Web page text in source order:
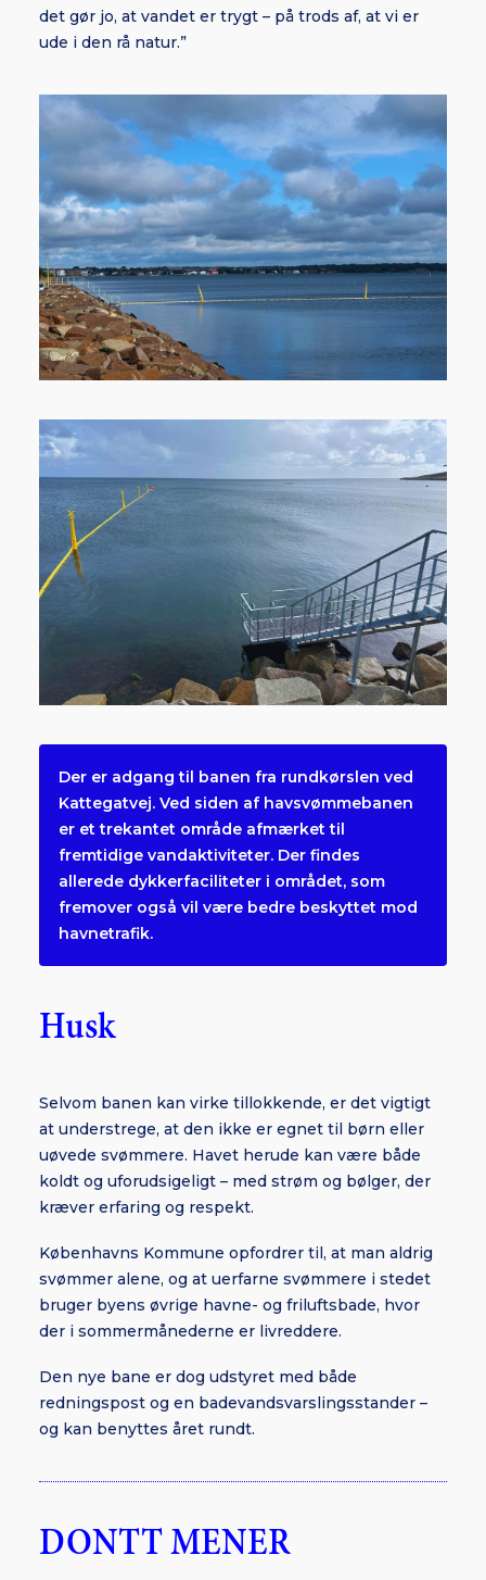
det gør jo, at vandet er trygt – på trods af, at vi er
ude i den rå natur.”
Der er adgang til banen fra rundkørslen ved
Kattegatvej. Ved siden af havsvømmebanen
er et trekantet område afmærket til
fremtidige vandaktiviteter. Der findes
allerede dykkerfaciliteter i området, som
fremover også vil være bedre beskyttet mod
havnetrafik.
Husk
Selvom banen kan virke tillokkende, er det vigtigt
at understrege, at den ikke er egnet til børn eller
uøvede svømmere. Havet herude kan være både
koldt og uforudsigeligt – med strøm og bølger, der
kræver erfaring og respekt.
Københavns Kommune opfordrer til, at man aldrig
svømmer alene, og at uerfarne svømmere i stedet
bruger byens øvrige havne- og friluftsbade, hvor
der i sommermånederne er livreddere.
Den nye bane er dog udstyret med både
redningspost og en badevandsvarslingsstander –
og kan benyttes året rundt.
DONTT MENER